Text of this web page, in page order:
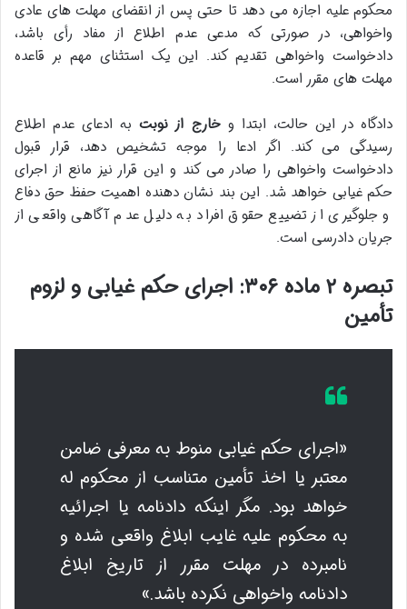
محکوم علیه اجازه می دهد تا حتی پس از انقضای مهلت های عادی
واخواهی، در صورتی که مدعی عدم اطلاع از مفاد رأی باشد،
دادخواست واخواهی تقدیم کند. این یک استثنای مهم بر قاعده
مهلت های مقرر است.
دادگاه در این حالت، ابتدا وخارج از نوبتبه ادعای عدم اطلاع
رسیدگی می کند. اگر ادعا را موجه تشخیص دهد، قرار قبول
دادخواست واخواهی را صادر می کند و این قرار نیز مانع از اجرای
حکم غیابی خواهد شد. این بند نشان دهنده اهمیت حفظ حق دفاع
و جلوگیری از تضییع حقوق افراد به دلیل عدم آگاهی واقعی از
جریان دادرسی است.
تبصره ۲ ماده ۳۰۶: اجرای حکم غیابی و لزوم
تأمین
«اجرای حکم غیابی منوط به معرفی ضامن
معتبر یا اخذ تأمین متناسب از محکوم له
خواهد بود. مگر اینکه دادنامه یا اجرائیه
به محکوم علیه غایب ابلاغ واقعی شده و
نامبرده در مهلت مقرر از تاریخ ابلاغ
دادنامه واخواهی نکرده باشد.»